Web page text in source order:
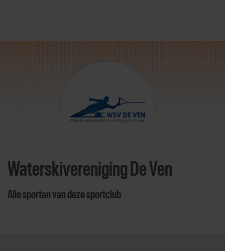
Waterskivereniging De Ven
Alle sporten van deze sportclub